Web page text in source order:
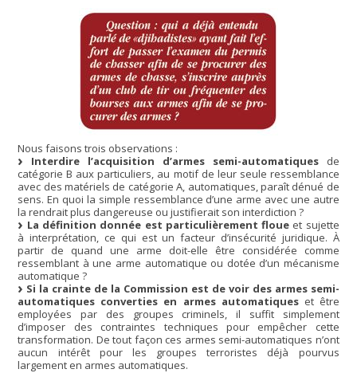
Nous faisons trois observations :
Interdire l’acquisition d’armes semi-automatiquesde
catégorie B aux particuliers, au motif de leur seule ressemblance
avec des matériels de catégorie A, automatiques, paraît dénué de
sens. En quoi la simple ressemblance d’une arme avec une autre
la rendrait plus dangereuse ou justifierait son interdiction ?
La définition donnée est particulièrement floue et sujette
à interprétation, ce qui est un facteur d’insécurité juridique. À
partir de quand une arme doit-elle être considérée comme
ressemblant à une arme automatique ou dotée d’un mécanisme
automatique ?
Si la crainte de la Commission est de voir des armes semi-
automatiques converties en armes automatiqueset être
employées par des groupes criminels, il suffit simplement
d’imposer des contraintes techniques pour empêcher cette
transformation. De tout façon ces armes semi-automatiques n’ont
aucun intérêt pour les groupes terroristes déjà pourvus
largement en armes automatiques.